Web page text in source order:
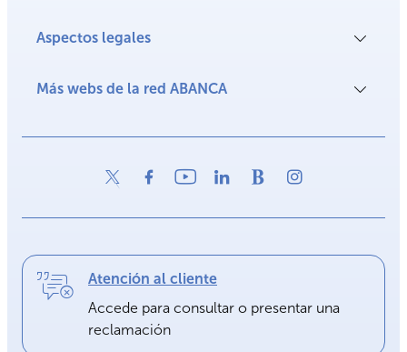
Aspectos legales
Más webs de la red ABANCA
Atención al cliente
Accede para consultar o presentar una
reclamación